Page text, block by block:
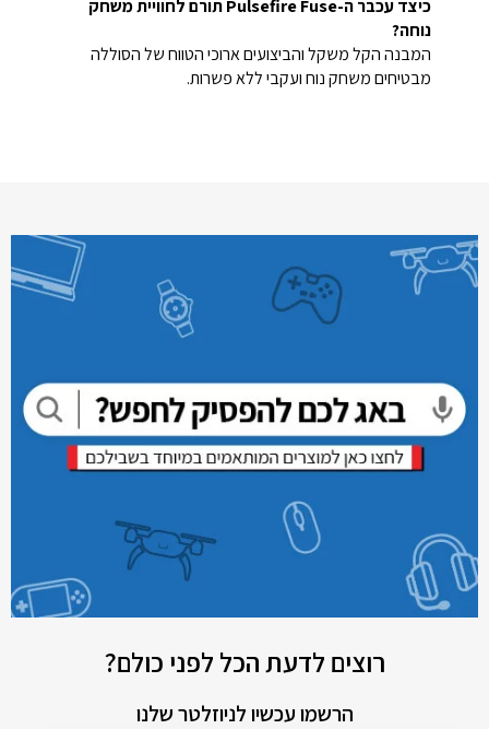
כיצד עכבר ה-Pulsefire Fuse תורם לחוויית משחק
נוחה?
המבנה הקל משקל והביצועים ארוכי הטווח של הסוללה
מבטיחים משחק נוח ועקבי ללא פשרות.
רוצים לדעת הכל לפני כולם?
הרשמו עכשיו לניוזלטר שלנו